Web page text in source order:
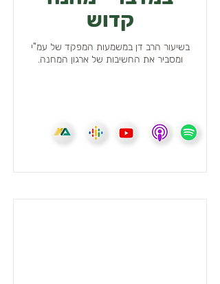
קדוש
בשיעור הרב דן במשמעות המפקד של עמ"י
ומסביר את החשיבות של ארגון המחנה.